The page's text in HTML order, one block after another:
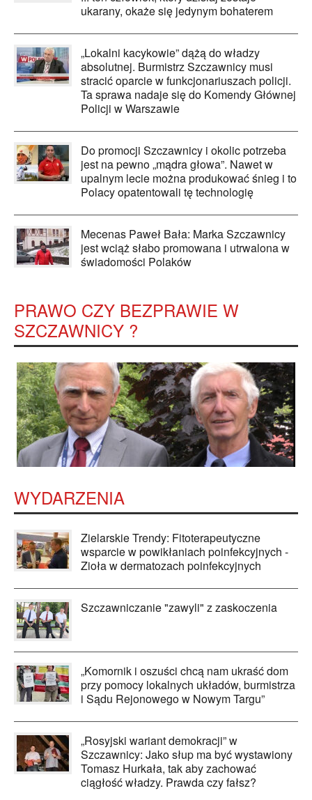
ukarany, okaże się jedynym bohaterem
„Lokalni kacykowie” dążą do władzy
absolutnej. Burmistrz Szczawnicy musi
stracić oparcie w funkcjonariuszach policji.
Ta sprawa nadaje się do Komendy Głównej
Policji w Warszawie
Do promocji Szczawnicy i okolic potrzeba
jest na pewno „mądra głowa”. Nawet w
upalnym lecie można produkować śnieg i to
Polacy opatentowali tę technologię
Mecenas Paweł Bała: Marka Szczawnicy
jest wciąż słabo promowana i utrwalona w
świadomości Polaków
PRAWO CZY BEZPRAWIE W
SZCZAWNICY ?
WYDARZENIA
Zielarskie Trendy: Fitoterapeutyczne
wsparcie w powikłaniach poinfekcyjnych -
Zioła w dermatozach poinfekcyjnych
Szczawniczanie "zawyli" z zaskoczenia
„Komornik i oszuści chcą nam ukraść dom
przy pomocy lokalnych układów, burmistrza
i Sądu Rejonowego w Nowym Targu”
„Rosyjski wariant demokracji” w
Szczawnicy: Jako słup ma być wystawiony
Tomasz Hurkała, tak aby zachować
ciągłość władzy. Prawda czy fałsz?